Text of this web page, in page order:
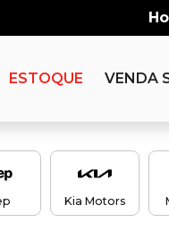
ESTOQUE VENDA
Kia Motors